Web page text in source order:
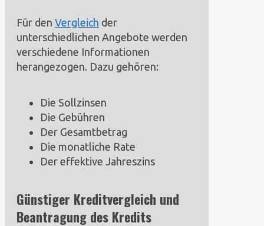
Für den Vergleich der
unterschiedlichen Angebote werden
verschiedene Informationen
herangezogen. Dazu gehören:
Die Sollzinsen
Die Gebühren
Der Gesamtbetrag
Die monatliche Rate
Der effektive Jahreszins
Günstiger Kreditvergleich und
Beantragung des Kredits